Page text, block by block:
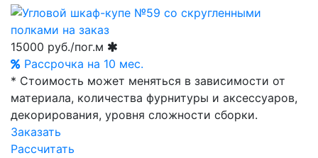
15000 руб./пог.м
Рассрочка на 10 мес.
* Стоимость может меняться в зависимости от
материала, количества фурнитуры и аксессуаров,
декорирования, уровня сложности сборки.
Заказать
Рассчитать